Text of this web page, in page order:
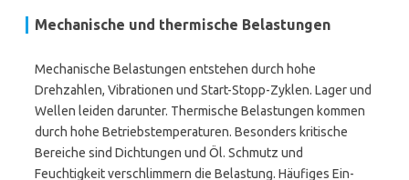
Mechanische und thermische Belastungen
Mechanische Belastungen entstehen durch hohe
Drehzahlen, Vibrationen und Start-Stopp-Zyklen. Lager und
Wellen leiden darunter. Thermische Belastungen kommen
durch hohe Betriebstemperaturen. Besonders kritische
Bereiche sind Dichtungen und Öl. Schmutz und
Feuchtigkeit verschlimmern die Belastung. Häufiges Ein-